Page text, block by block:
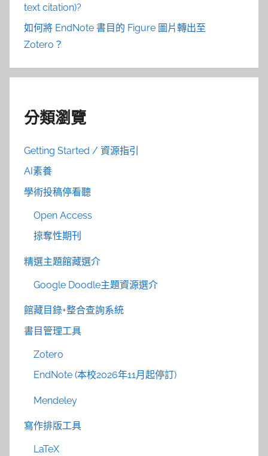
text citation)?
如何將 EndNote 書目的 Figure 圖片轉出至
Zotero？
分類瀏覽
Getting Started / 資源指引
AI素養
學術投稿停看聽
Open Access
掠奪性期刊
精選主題館藏選介
Google Doodle主題資源選介
館藏目錄+整合查詢系統
書目管理工具
Zotero
EndNote (本校2026年11月起停訂)
Mendeley
寫作排版工具
LaTeX